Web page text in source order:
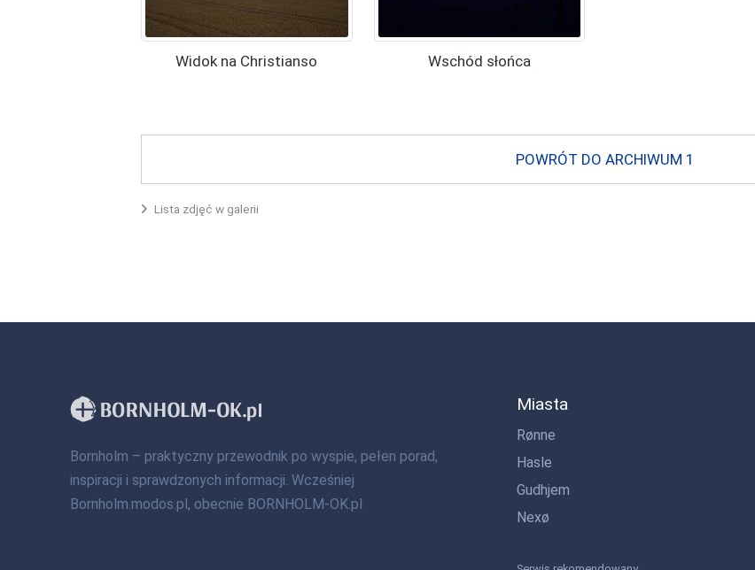
Widok na Christianso Wschód słońca
POWRÓT DO ARCHIWUM 1
Lista zdjęć w galerii
Bornholm – praktyczny przewodnik po wyspie, pełen porad,
inspiracji i sprawdzonych informacji. Wcześniej
Bornholm.modos.pl, obecnie BORNHOLM-OK.pl
Miasta
Rønne
Hasle
Gudhjem
Nexø